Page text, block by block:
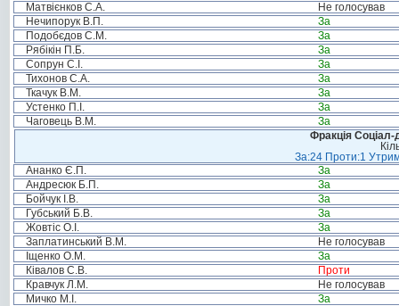
Матвієнков С.А.
Не голосував
Нечипорук В.П.
За
Подобєдов С.М.
За
Рябікін П.Б.
За
Сопрун С.І.
За
Тихонов С.А.
За
Ткачук В.М.
За
Устенко П.І.
За
Чаговець В.М.
За
Фракція Соціал-
За:24 Проти:1
Ананко Є.П.
За
Андресюк Б.П.
За
Бойчук І.В.
За
Губський Б.В.
За
Жовтіс О.І.
За
Заплатинський В.М.
Не голосував
Іщенко О.М.
За
Ківалов С.В.
Проти
Кравчук Л.М.
Не голосував
Мичко М.І.
За